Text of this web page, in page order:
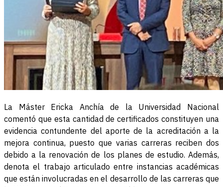
La Máster Ericka Anchía de la Universidad Nacional
comentó que esta cantidad de certificados constituyen una
evidencia contundente del aporte de la acreditación a la
mejora continua, puesto que varias carreras reciben dos
debido a la renovación de los planes de estudio. Además,
denota el trabajo articulado entre instancias académicas
que están involucradas en el desarrollo de las carreras que